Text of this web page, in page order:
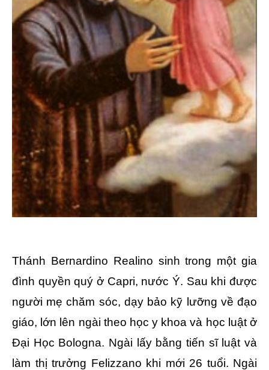
Thánh Bernardino Realino sinh trong một gia
đình quyền quý ở Capri, nước Ý. Sau khi được
người mẹ chăm sóc, dạy bảo kỹ lưỡng về đạo
giáo, lớn lên ngài theo học y khoa và học luật ở
Ðại Học Bologna. Ngài lấy bằng tiến sĩ luật và
làm thị trưởng Felizzano khi mới 26 tuổi. Ngài